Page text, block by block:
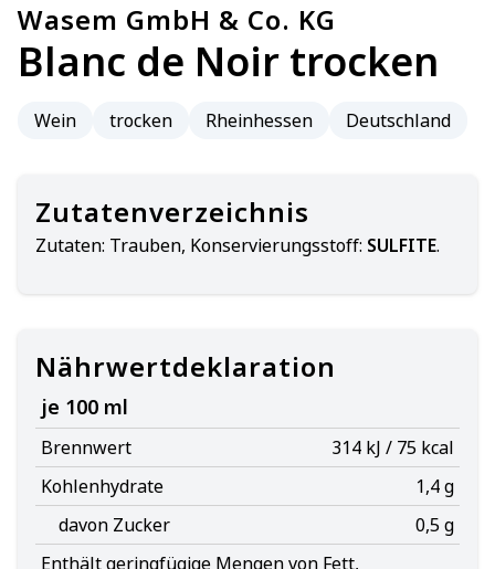
Wasem GmbH & Co. KG
Blanc de Noir trocken
Wein trocken Rheinhessen Deutschland
Zutatenverzeichnis
Zutaten: Trauben, Konservierungsstoff: SULFITE.
Nährwertdeklaration
je 100 ml
Brennwert
314 kJ / 75 kcal
Kohlenhydrate
1,4 g
davon Zucker
0,5 g
Enthält geringfügige Mengen von Fett,